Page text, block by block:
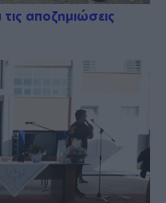
αποζημιώσεις